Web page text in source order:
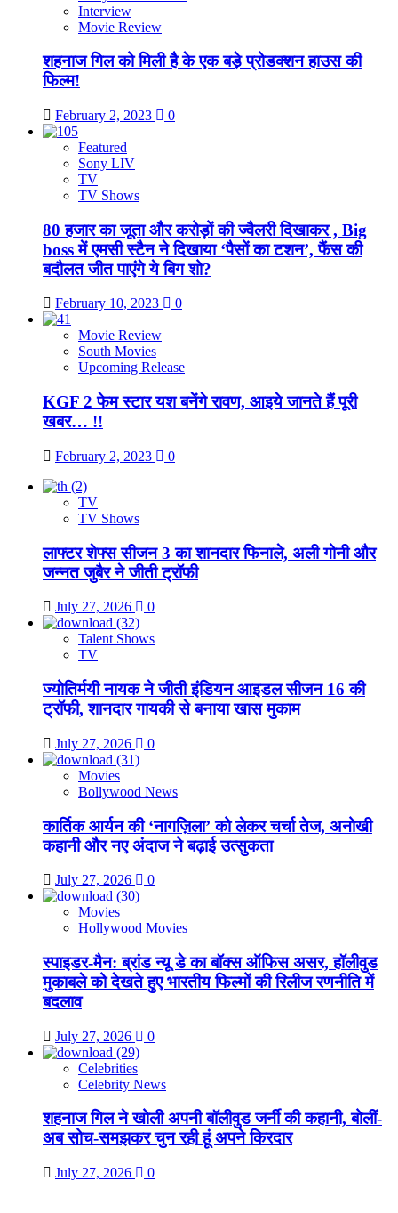
Interview
Movie Review
शहनाज गिल को मिली है के एक बडे़ प्रोडक्शन हाउस की
फिल्म!
February 2, 2023 0
Featured
Sony LIV
TV
TV Shows
80 हजार का जूता और करोड़ों की ज्वैलरी दिखाकर , Big
boss में एमसी स्टैन ने दिखाया ‘पैसों का टशन’, फैंस की
बदौलत जीत पाएंगे ये बिग शो?
February 10, 2023 0
Movie Review
South Movies
Upcoming Release
KGF 2 फेम स्टार यश बनेंगे रावण, आइये जानते हैं पूरी
खबर… !!
February 2, 2023 0
TV
TV Shows
लाफ्टर शेफ्स सीजन 3 का शानदार फिनाले, अली गोनी और
जन्नत जुबैर ने जीती ट्रॉफी
July 27, 2026 0
Talent Shows
TV
ज्योतिर्मयी नायक ने जीती इंडियन आइडल सीजन 16 की
ट्रॉफी, शानदार गायकी से बनाया खास मुकाम
July 27, 2026 0
Movies
Bollywood News
कार्तिक आर्यन की ‘नागज़िला’ को लेकर चर्चा तेज, अनोखी
कहानी और नए अंदाज ने बढ़ाई उत्सुकता
July 27, 2026 0
Movies
Hollywood Movies
स्पाइडर-मैन: ब्रांड न्यू डे का बॉक्स ऑफिस असर, हॉलीवुड
मुकाबले को देखते हुए भारतीय फिल्मों की रिलीज रणनीति में
बदलाव
July 27, 2026 0
Celebrities
Celebrity News
शहनाज गिल ने खोली अपनी बॉलीवुड जर्नी की कहानी, बोलीं-
अब सोच-समझकर चुन रही हूं अपने किरदार
July 27, 2026 0